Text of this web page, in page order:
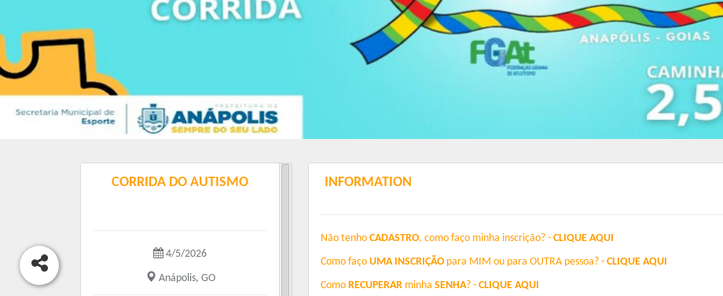
CORRIDA DO AUTISMO
4/5/2026
Anápolis, GO
INFORMATION
Não tenho CADASTRO, como faço minha inscrição? - CLIQUE AQUI
Como faço UMA INSCRIÇÃO para MIM ou para OUTRA pessoa? - CLIQUE AQUI
Como RECUPERAR minha SENHA? - CLIQUE AQUI